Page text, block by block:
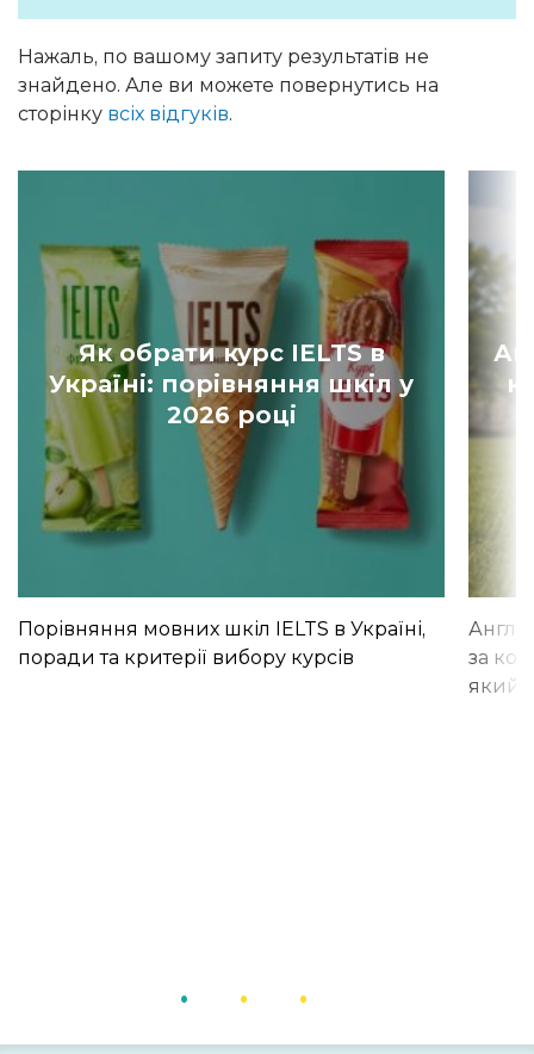
Нажаль, по вашому запиту результатів не
знайдено. Але ви можете повернутись на
сторінку всіх відгуків.
Як обрати курс IELTS в
Україні: порівняння шкіл у
2026 році
Порівняння мовних шкіл IELTS в Україні,
поради та критерії вибору курсів
за
який